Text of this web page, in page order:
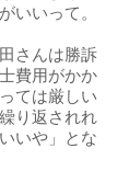
いいって。
さんは勝訴
費用がかか
ては厳しい
り返されれ
いや」とな